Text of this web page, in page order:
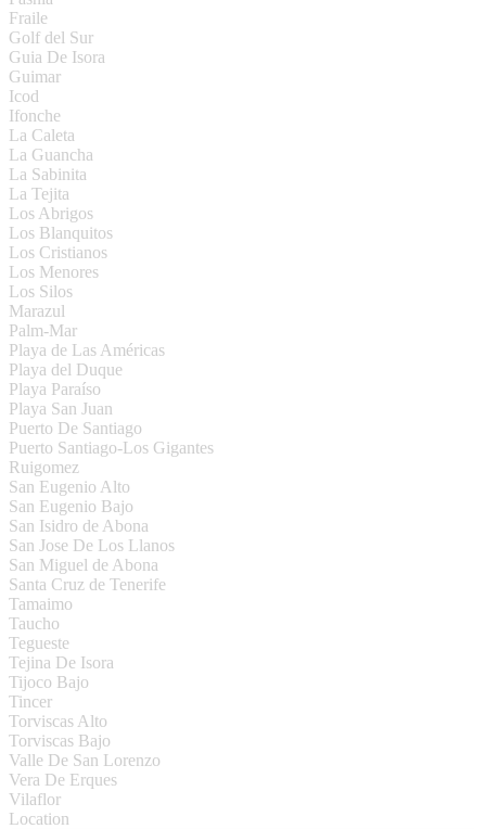
Fraile
Golf del Sur
Guia De Isora
Guimar
Icod
Ifonche
La Caleta
La Guancha
La Sabinita
La Tejita
Los Abrigos
Los Blanquitos
Los Cristianos
Los Menores
Los Silos
Marazul
Palm-Mar
Playa de Las Américas
Playa del Duque
Playa Paraíso
Playa San Juan
Puerto De Santiago
Puerto Santiago-Los Gigantes
Ruigomez
San Eugenio Alto
San Eugenio Bajo
San Isidro de Abona
San Jose De Los Llanos
San Miguel de Abona
Santa Cruz de Tenerife
Tamaimo
Taucho
Tegueste
Tejina De Isora
Tijoco Bajo
Tincer
Torviscas Alto
Torviscas Bajo
Valle De San Lorenzo
Vera De Erques
Vilaflor
Location